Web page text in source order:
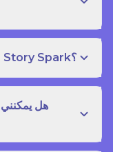
من ينشئ كتب قصص في مكتبة مجتمع Story Spark؟
هل